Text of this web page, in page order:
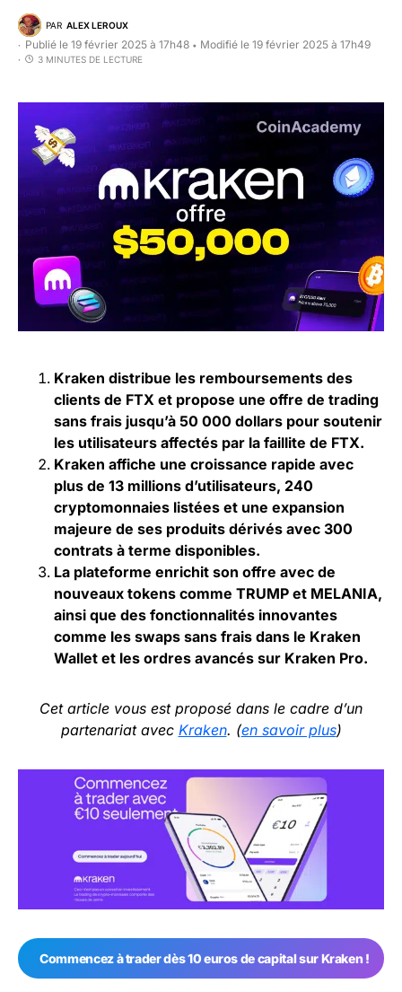
PAR ALEX LEROUX
Publié le 19 février 2025 à 17h48 • Modifié le 19 février 2025 à 17h49
3 MINUTES DE LECTURE
Kraken distribue les remboursements des
clients de FTX et propose une offre de trading
sans frais jusqu’à 50 000 dollars pour soutenir
les utilisateurs affectés par la faillite de FTX.
Kraken affiche une croissance rapide avec
plus de 13 millions d’utilisateurs, 240
cryptomonnaies listées et une expansion
majeure de ses produits dérivés avec 300
contrats à terme disponibles.
La plateforme enrichit son offre avec de
nouveaux tokens comme TRUMP et MELANIA,
ainsi que des fonctionnalités innovantes
comme les swaps sans frais dans le Kraken
Wallet et les ordres avancés sur Kraken Pro.
Cet article vous est proposé dans le cadre d’un
partenariat avec Kraken. (en savoir plus)
Commencez à trader dès 10 euros de capital sur Kraken !